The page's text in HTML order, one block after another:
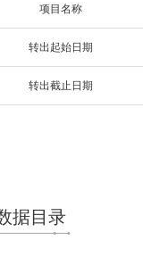
项目名称
转出起始日期
转出截止日期
据目录